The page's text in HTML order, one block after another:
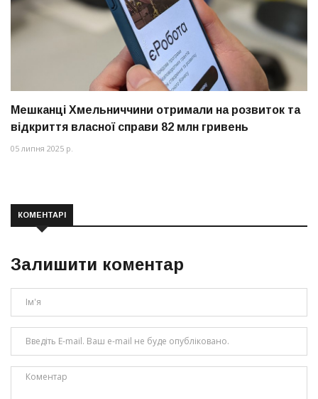
Мешканці Хмельниччини отримали на розвиток та
відкриття власної справи 82 млн гривень
05 липня 2025 р.
КОМЕНТАРІ
Залишити коментар